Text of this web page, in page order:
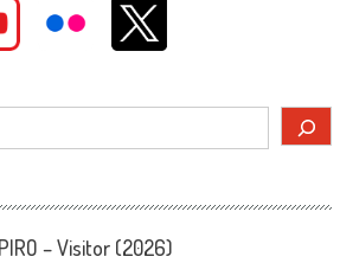
– Visitor (2026)